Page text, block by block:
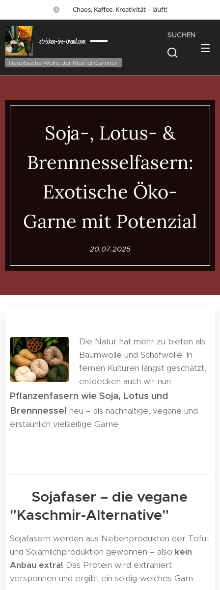
☕ Chaos, Kaffee, Kreativität – läuft!
stricken-im-trend.com
Hauptsache Wolle, der Rest ist Garnitur.
SUCHEN
Soja-, Lotus- &
Brennnesselfasern:
Exotische Öko-
Garne mit Potenzial
20.07.2025
Die Natur hat mehr zu bieten als
Baumwolle und Schafwolle. In
fernen Kulturen längst geschätzt,
entdecken auch wir nun
Pflanzenfasern wie Soja, Lotus und
Brennnessel neu – als nachhaltige, vegane und
erstaunlich vielseitige Garne. 🌿
🌱 Sojafaser – die vegane
"Kaschmir-Alternative"
Sojafasern werden aus Nebenprodukten der Tofu-
und Sojamilchproduktion gewonnen – also kein
Anbau extra! Das Protein wird extrahiert,
versponnen und ergibt ein seidig-weiches Garn.